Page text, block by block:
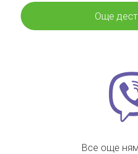
Още
Все още